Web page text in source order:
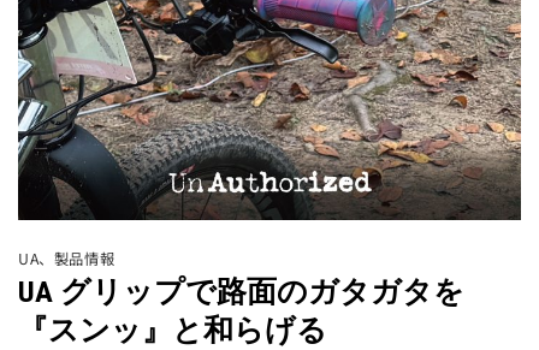
UA、 製品情報
UA グリップで路面のガタガタを
『スンッ』と和らげる